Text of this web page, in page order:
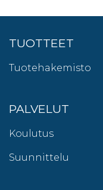
TUOTTEET
Tuotehakemisto
PALVELUT
Koulutus
Suunnittelu